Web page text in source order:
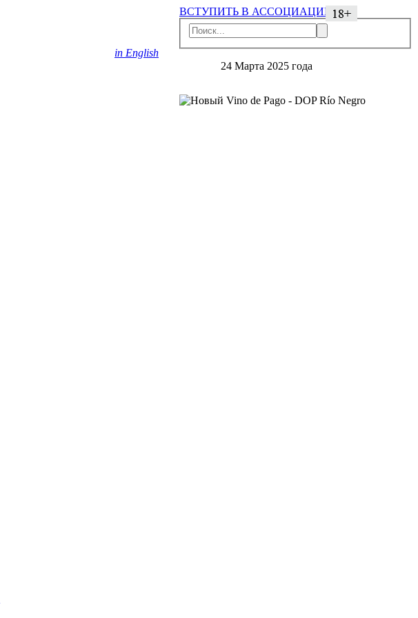
in English
ВСТУПИТЬ В АССОЦИАЦИЮ
24 Марта 2025 года